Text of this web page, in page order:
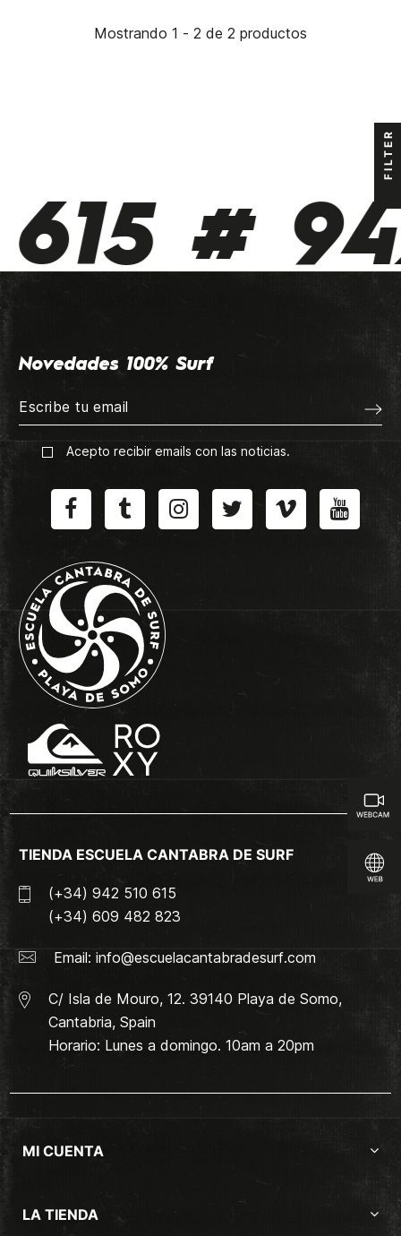
Mostrando 1 - 2 de 2 productos
#
Novedades 100% Surf
Acepto recibir emails con las noticias.
TIENDA ESCUELA CANTABRA DE SURF
(+34) 942 510 615
(+34) 609 482 823
Email: info@escuelacantabradesurf.com
C/ Isla de Mouro, 12. 39140 Playa de Somo,
Cantabria, Spain
Horario: Lunes a domingo. 10am a 20pm
MI CUENTA
LA TIENDA
FILTER